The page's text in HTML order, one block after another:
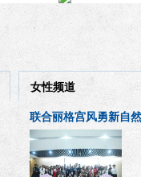
女性频道
联合丽格宫风勇新自